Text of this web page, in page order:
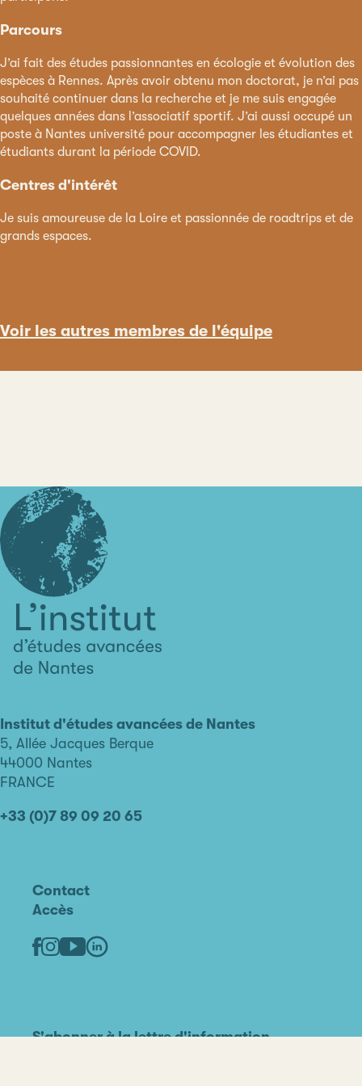
Parcours
J’ai fait des études passionnantes en écologie et évolution des
espèces à Rennes. Après avoir obtenu mon doctorat, je n’ai pas
souhaité continuer dans la recherche et je me suis engagée
quelques années dans l’associatif sportif. J’ai aussi occupé un
poste à Nantes université pour accompagner les étudiantes et
étudiants durant la période COVID.
Centres d'intérêt
Je suis amoureuse de la Loire et passionnée de roadtrips et de
grands espaces.
Voir les autres membres de l'équipe
avancées
de
Nantes
Institut d'études avancées de Nantes
5, Allée Jacques Berque
44000 Nantes
FRANCE
+33 (0)7 89 09 20 65
Contact
Accès
Facebook
Instagram
YoutubeLinkedin
S'abonner à la lettre d'information